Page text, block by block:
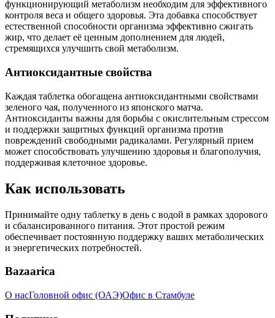
функционирующий метаболизм необходим для эффективного
контроля веса и общего здоровья. Эта добавка способствует
естественной способности организма эффективно сжигать
жир, что делает её ценным дополнением для людей,
стремящихся улучшить свой метаболизм.
Антиоксидантные свойства
Каждая таблетка обогащена антиоксидантными свойствами
зеленого чая, полученного из японского матча.
Антиоксиданты важны для борьбы с окислительным стрессом
и поддержки защитных функций организма против
повреждений свободными радикалами. Регулярный прием
может способствовать улучшению здоровья и благополучия,
поддерживая клеточное здоровье.
Как использовать
Принимайте одну таблетку в день с водой в рамках здорового
и сбалансированного питания. Этот простой режим
обеспечивает постоянную поддержку ваших метаболических
и энергетических потребностей.
Bazaarica
О насГоловной офис (ОАЭ)Офис в Стамбуле